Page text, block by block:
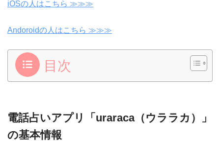
iOSの人はこちら ≫≫≫
Andoroidの人はこちら ≫≫≫
目次
電話占いアプリ「uraraca（ウララカ）」
の基本情報